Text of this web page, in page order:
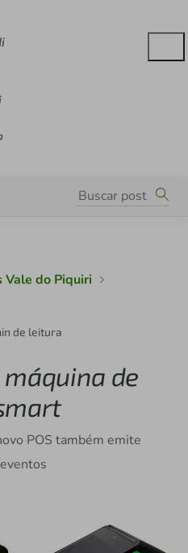
Vale do Piquiri
de leitura
de
POS também emite